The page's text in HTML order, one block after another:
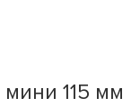
115 мм